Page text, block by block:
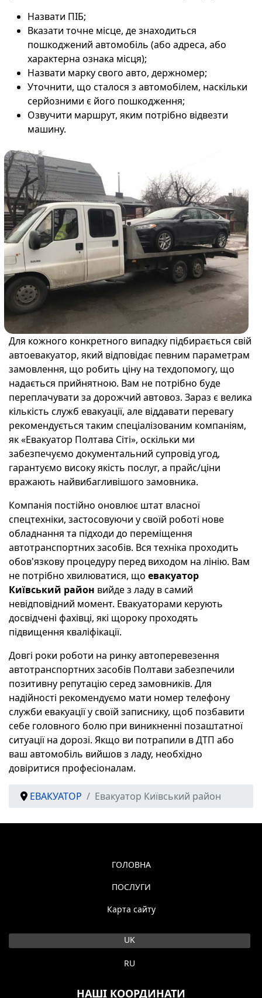
Назвати ПІБ;
Вказати точне місце, де знаходиться
пошкоджений автомобіль (або адреса, або
характерна ознака місця);
Назвати марку свого авто, держномер;
Уточнити, що сталося з автомобілем, наскільки
серйозними є його пошкодження;
Озвучити маршрут, яким потрібно відвезти
машину.
Для кожного конкретного випадку підбирається свій
автоевакуатор, який відповідає певним параметрам
замовлення, що робить ціну на техдопомогу, що
надається прийнятною. Вам не потрібно буде
переплачувати за дорожчий автовоз. Зараз є велика
кількість служб евакуації, але віддавати перевагу
рекомендується таким спеціалізованим компаніям,
як «Евакуатор Полтава Сіті», оскільки ми
забезпечуємо документальний супровід угод,
гарантуємо високу якість послуг, а прайс/ціни
вражають найвибагливішого замовника.
Компанія постійно оновлює штат власної
спецтехніки, застосовуючи у своїй роботі нове
обладнання та підходи до переміщення
автотранспортних засобів. Вся техніка проходить
обов'язкову процедуру перед виходом на лінію. Вам
не потрібно хвилюватися, що евакуатор
Київський район вийде з ладу в самий
невідповідний момент. Евакуаторами керують
досвідчені фахівці, які щороку проходять
підвищення кваліфікації.
Довгі роки роботи на ринку автоперевезення
автотранспортних засобів Полтави забезпечили
позитивну репутацію серед замовників. Для
надійності рекомендуємо мати номер телефону
служби евакуації у своїй записнику, щоб позбавити
себе головного болю при виникненні позаштатної
ситуації на дорозі. Якщо ви потрапили в ДТП або
ваш автомобіль вийшов з ладу, необхідно
довіритися професіоналам.
ЕВАКУАТОР Евакуатор Київський район
ГОЛОВНА
ПОСЛУГИ
Карта сайту
UK
RU
НАШІ КООРДИНАТИ